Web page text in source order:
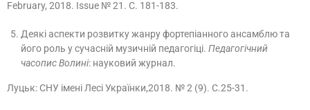
February, 2018. Issue № 21. С. 181-183.
Деякі аспекти розвитку жанру фортепіанного ансамблю та
його роль у сучасній музичній педагогіці. Педагогічний
часопис Волині: науковий журнал.
Луцьк: СНУ імені Лесі Українки,2018. № 2 (9). С.25-31.